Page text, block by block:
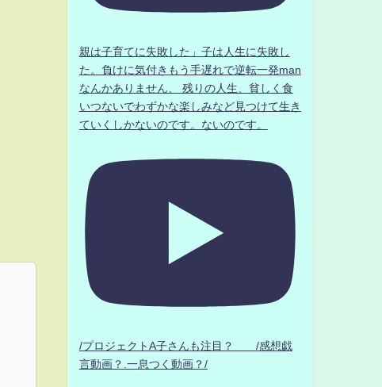
親は子育てに失敗した」子は人生に失敗し
た。負けに気付きもう手遅れで逆転一発man
なんかありません、 残りの人生、貧しく食
いつないでわずかな楽しみなど見つけて生き
ていくしかないのです。ないのです。
/プロジェクトA子さんも注目？ /感想戯
言動画？.一息つく動画？/